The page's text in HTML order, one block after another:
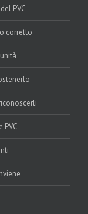
PVC
corretto
PVC